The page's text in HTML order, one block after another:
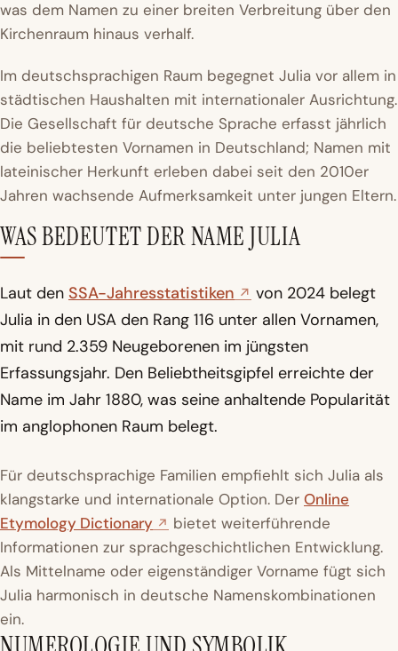
was dem Namen zu einer breiten Verbreitung über den
Kirchenraum hinaus verhalf.
Im deutschsprachigen Raum begegnet Julia vor allem in
städtischen Haushalten mit internationaler Ausrichtung.
Die Gesellschaft für deutsche Sprache erfasst jährlich
die beliebtesten Vornamen in Deutschland; Namen mit
lateinischer Herkunft erleben dabei seit den 2010er
Jahren wachsende Aufmerksamkeit unter jungen Eltern.
WAS BEDEUTET DER NAME JULIA
Laut den SSA-Jahresstatistiken
von 2024 belegt
Julia in den USA den Rang 116 unter allen Vornamen,
mit rund 2.359 Neugeborenen im jüngsten
Erfassungsjahr. Den Beliebtheitsgipfel erreichte der
Name im Jahr 1880, was seine anhaltende Popularität
im anglophonen Raum belegt.
Für deutschsprachige Familien empfiehlt sich Julia als
klangstarke und internationale Option. Der Online
Etymology Dictionary
bietet weiterführende
Informationen zur sprachgeschichtlichen Entwicklung.
Als Mittelname oder eigenständiger Vorname fügt sich
Julia harmonisch in deutsche Namenskombinationen
ein.